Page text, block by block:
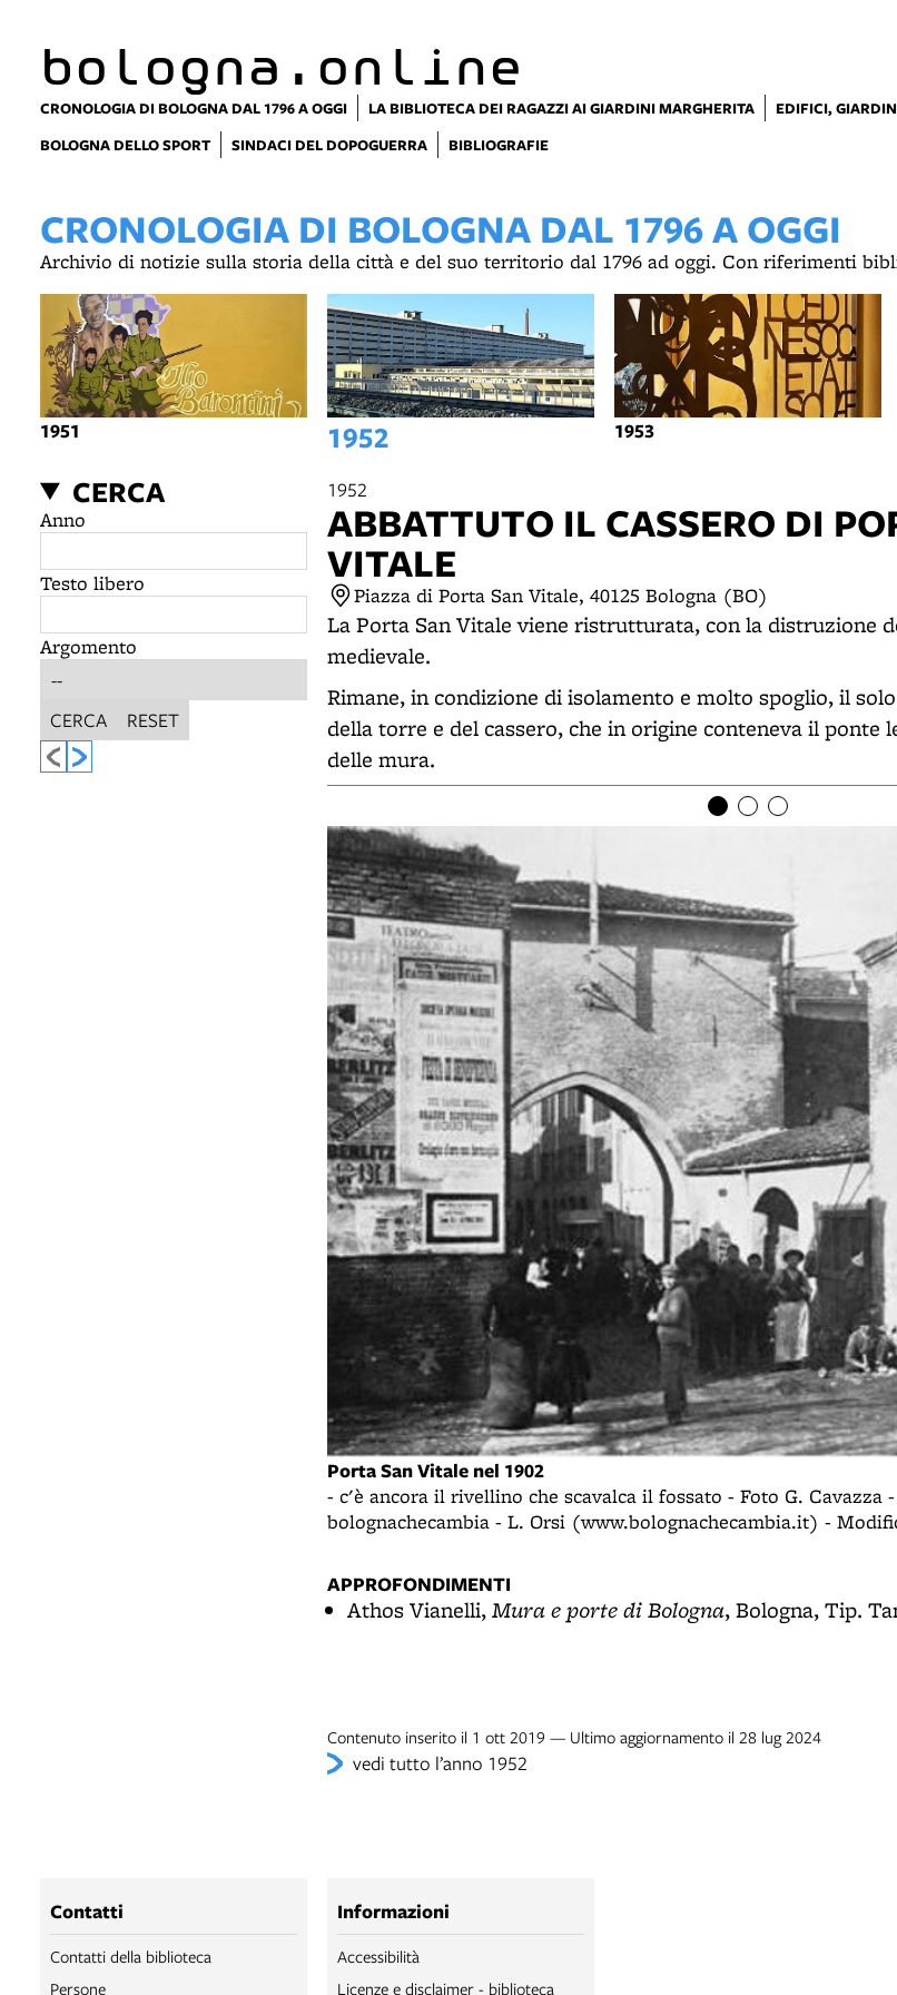
bologna.online
CRONOLOGIA DI BOLOGNA DAL 1796 A OGGI LA BIBLIOTECA DEI RAGAZZI AI GIARDINI MARGHERITA EDIFICI,
BOLOGNA DELLO SPORT
SINDACI DEL DOPOGUERRA BIBLIOGRAFIE
CRONOLOGIA DI BOLOGNA DAL 1796 A OGGI
Archivio di notizie sulla storia della città e del suo territorio dal 1796 ad oggi. Con riferimenti
1951 1952 1953
CERCA
Anno
Testo libero
Argomento
CERCA RESET
1952
ABBATTUTO IL CASSERO DI
VITALE
Piazza di Porta San Vitale, 40125 Bologna (BO)
La Porta San Vitale viene ristrutturata, con la distruzione
medievale.
Rimane, in condizione di isolamento e molto spoglio, il
della torre e del cassero, che in origine conteneva il ponte
delle mura.
Porta San Vitale nel 1902
- c'è ancora il rivellino che scavalca il fossato - Foto G. Cavazza
bolognachecambia - L. Orsi (www.bolognachecambia.it) -
APPROFONDIMENTI
Athos Vianelli,Mura e porte di Bologna, Bologna, Tip.
Contenuto inserito il 1 ott 2019 — Ultimo aggiornamento il 28 lug 2024
vedi tutto l’anno 1952
Contatti
Contatti della biblioteca
Persone
Informazioni
Accessibilità
Licenze e disclaimer - biblioteca